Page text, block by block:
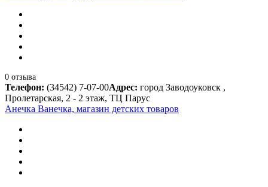
0 отзыва
Телефон: (34542) 7-07-00Адрес: город Заводоуковск ,
Пролетарская, 2 - 2 этаж, ТЦ Парус
Анечка Ванечка, магазин детских товаров